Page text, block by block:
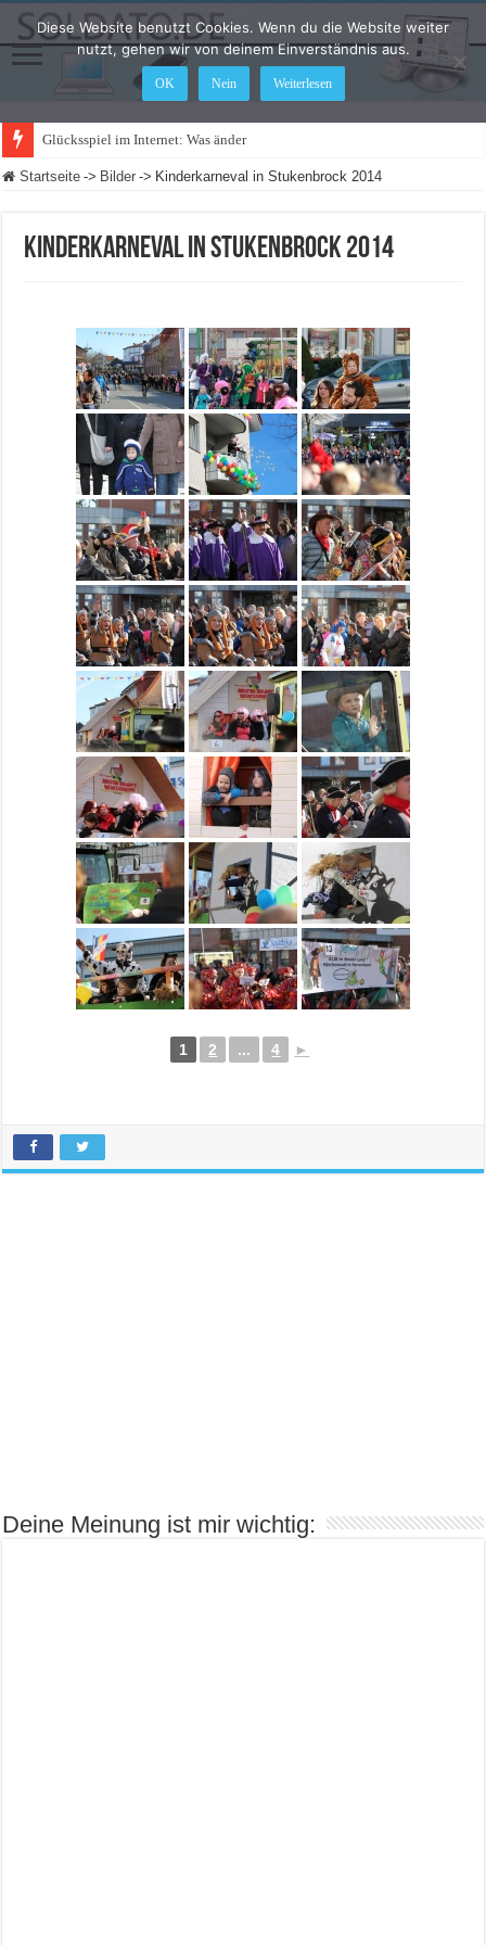
Glücksspiel im Internet: Was ändert sich 2021
Startseite -> Bilder -> Kinderkarneval in Stukenbrock 2014
Kinderkarneval in Stukenbrock 2014
1 2 ... 4 ►
Deine Meinung ist mir wichtig:
Diese Website benutzt Cookies. Wenn du die Website weiter
nutzt, gehen wir von deinem Einverständnis aus.
OK Nein Weiterlesen